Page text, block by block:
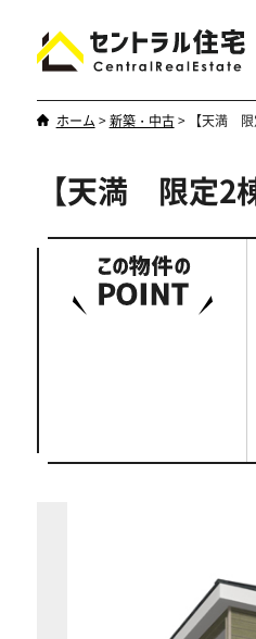
やはり一戸建てが
ホーム >新築・中古> 【天満
【天満 限定2